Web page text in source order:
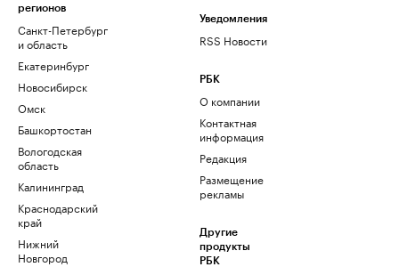
регионов
Санкт-Петербург
и область
Екатеринбург
Новосибирск
Омск
Башкортостан
Вологодская
область
Калининград
Краснодарский
край
Нижний
Новгород
Уведомления
RSS Новости
РБК
О компании
Контактная
информация
Редакция
Размещение
рекламы
Другие
продукты
РБК